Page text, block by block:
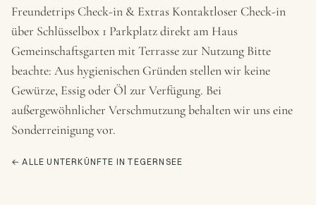
Freundetrips Check-in & Extras Kontaktloser Check-in
über Schlüsselbox 1 Parkplatz direkt am Haus
Gemeinschaftsgarten mit Terrasse zur Nutzung Bitte
beachte: Aus hygienischen Gründen stellen wir keine
Gewürze, Essig oder Öl zur Verfügung. Bei
außergewöhnlicher Verschmutzung behalten wir uns eine
Sonderreinigung vor.
← ALLE UNTERKÜNFTE IN TEGERNSEE